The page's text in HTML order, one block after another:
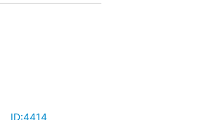
ID:4414